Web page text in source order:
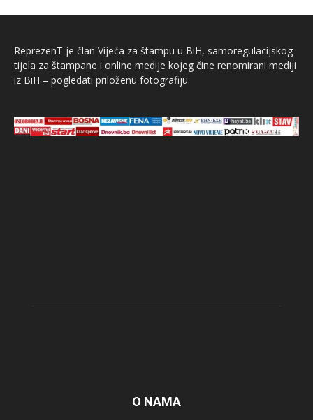
ReprezenT je član Vijeća za štampu u BiH, samoregulacijskog
tijela za štampane i online medije kojeg čine renomirani mediji
iz BiH – pogledati priloženu fotografiju.
O NAMA